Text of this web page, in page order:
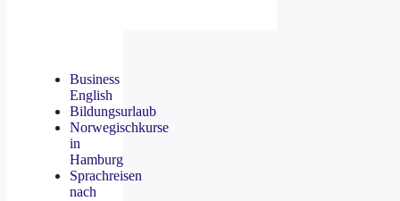
Business
English
Bildungsurlaub
Norwegischkurse
in
Hamburg
Sprachreisen
nach